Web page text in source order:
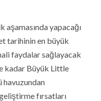
aşamasında yapacağı
tarihinin en büyük
faydalar sağlayacak
kadar Büyük Little
havuzundan
fırsatları